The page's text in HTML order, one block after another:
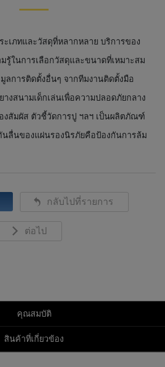
ะเภทและวัสดุที่หลากหลาย บริการของ
มรู้ในการเลือกวัสดุและขนาดที่เหมาะสม
การติดตั้งอื่นๆ จากทีมงานติดตั้งมือ
งสนามเด็กเล่นเพื่อความปลอดภัยกลาง
งสัมผัส ตัวชี้วัดการปู ฯลฯ เป็นผลิตภัณฑ์
ลื่นของแผ่นรองนิรภัยคือป้องกันการล้ม
กลับไปที่รายการ
ต่อไป
คุณสมบัติ
สินค้าที่เกี่ยวข้อง